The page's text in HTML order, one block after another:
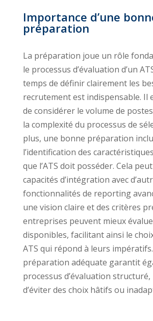
Importance d’une
préparation
La préparation joue un rôle
le processus d’évaluation d’un
temps de définir clairement les
recrutement est indispensable. Il
de considérer le volume de
la complexité du processus de
plus, une bonne préparation
l’identification des
que l’ATS doit posséder. Cela
capacités d’intégration avec
fonctionnalités de reporting
une vision claire et des critères
entreprises peuvent mieux
disponibles, facilitant ainsi le
ATS qui répond à leurs
préparation adéquate garantit
processus d’évaluation
d’éviter des choix hâtifs ou